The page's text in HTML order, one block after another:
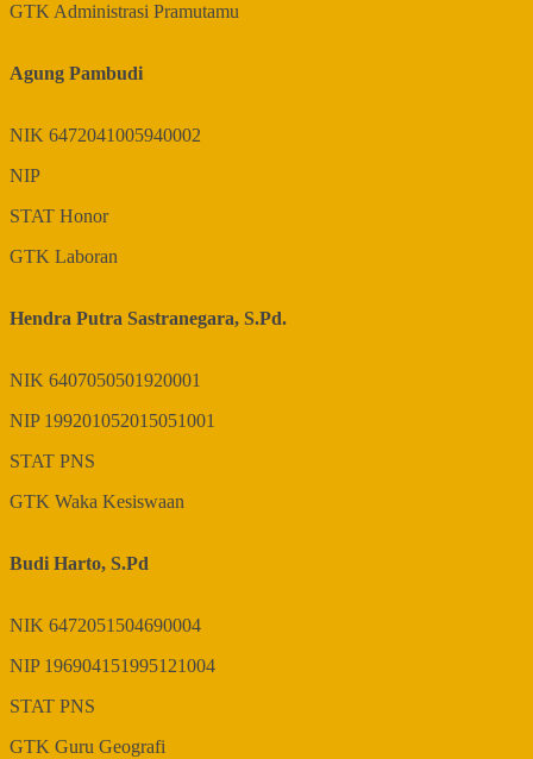
GTKAdministrasi Pramutamu
Agung Pambudi
NIK 6472041005940002
NIP
STAT Honor
GTK Laboran
Hendra Putra Sastranegara, S.Pd.
NIK 6407050501920001
NIP 199201052015051001
STAT PNS
GTK Waka Kesiswaan
Budi Harto, S.Pd
NIK 6472051504690004
NIP 196904151995121004
STAT PNS
GTK Guru Geografi